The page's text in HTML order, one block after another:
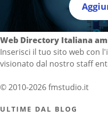
Directory Italia
Web Directory Italiana
Inserisci il tuo sito web con
visionato dal nostro staff
© 2010-2026 fmstudio.it
ULTIME DAL BLOG